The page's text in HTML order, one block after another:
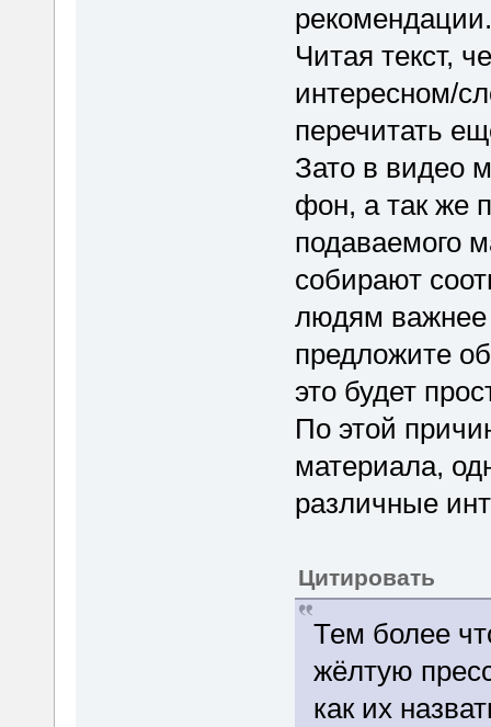
рекомендации.
Читая текст,
интересном/
перечитать
Зато в видео
фон, а так же
подаваемого
собирают
людям важнее
предложите
это будет
По этой
материала,
различные
Цитировать
Тем более
жёлтую
как их